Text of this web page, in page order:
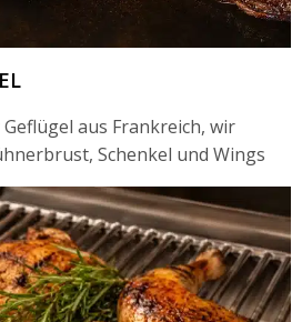
aus Frankreich, wir
Schenkel und Wings